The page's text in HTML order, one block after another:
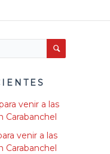
venir a las
Carabanchel
venir a las
Carabanchel